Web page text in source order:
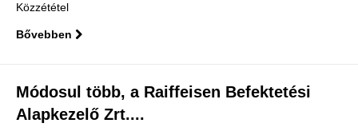
Közzététel
Bővebben
Módosul több, a Raiffeisen Befektetési
Alapkezelő Zrt....